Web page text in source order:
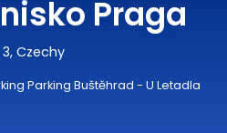
Praga
Czechy
Parking Buštěhrad - U Letadla